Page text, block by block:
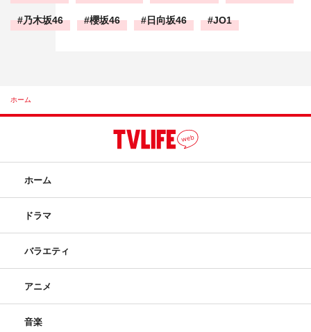
乃木坂46 櫻坂46 日向坂46 JO1
ホーム
ホーム
ドラマ
バラエティ
アニメ
音楽